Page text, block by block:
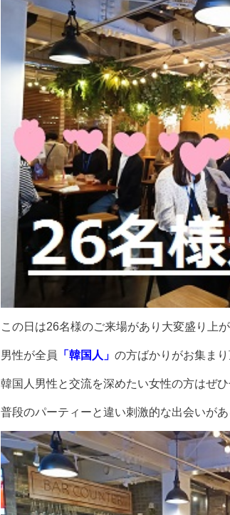
この日は26名様のご来場があり大変盛り上
男性が全員 「韓国人」 の方ばかりがお集まり
韓国人男性と交流を深めたい女性の方はぜ
普段のパーティーと違い刺激的な出会いが